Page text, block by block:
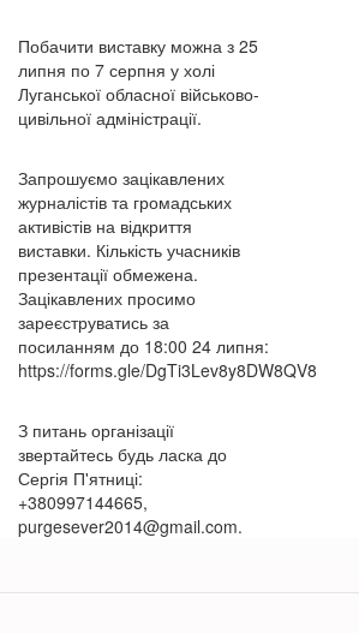
Побачити виставку можна з 25
липня по 7 серпня у холі
Луганської обласної військово-
цивільної адміністрації.
Запрошуємо зацікавлених
журналістів та громадських
активістів на відкриття
виставки. Кількість учасників
презентації обмежена.
Зацікавлених просимо
зареєструватись за
посиланням до 18:00 24 липня:
https://forms.gle/DgTi3Lev8y8DW8QV8
З питань організації
звертайтесь будь ласка до
Сергія П'ятниці:
+380997144665,
purgesever2014@gmail.com.